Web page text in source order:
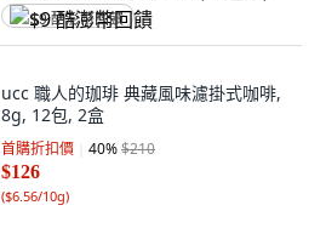
$9 酷澎幣回饋
ucc 職人的珈琲 典藏風味濾掛式咖啡,
8g, 12包, 2盒
首購折扣價 40%$210
$126
($6.56/10g)